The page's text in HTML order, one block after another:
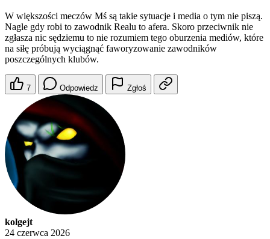
W większości meczów Mś są takie sytuacje i media o tym nie piszą.
Nagle gdy robi to zawodnik Realu to afera. Skoro przeciwnik nie
zgłasza nic sędziemu to nie rozumiem tego oburzenia mediów, które
na siłę próbują wyciągnąć faworyzowanie zawodników
poszczególnych klubów.
7 Odpowiedz Zgłoś
kolgejt
24 czerwca 2026